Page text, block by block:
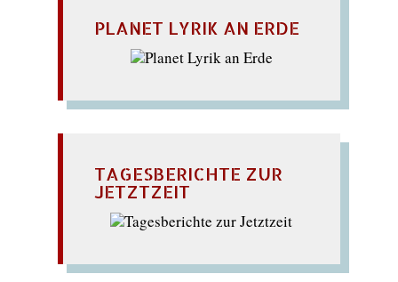
PLANET LYRIK AN ERDE
TAGESBERICHTE ZUR
JETZTZEIT